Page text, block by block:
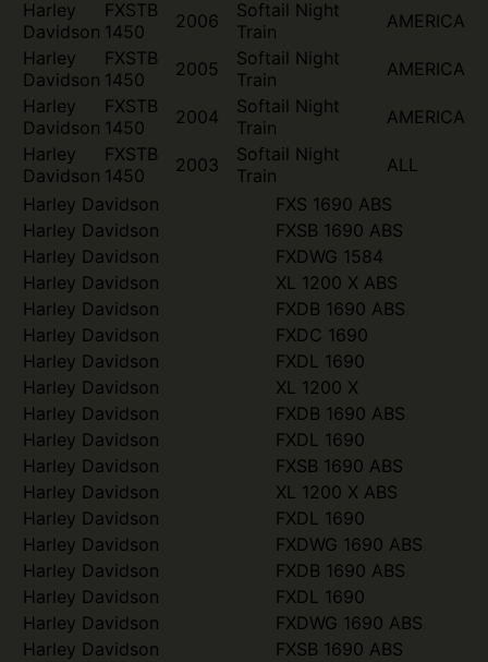
Harley
Davidson
FXSTB
1450
2006
Softail Night
Train
AMERICA
Harley
Davidson
FXSTB
1450
2005
Softail Night
Train
AMERICA
Harley
Davidson
FXSTB
1450
2004
Softail Night
Train
AMERICA
Harley
Davidson
FXSTB
1450
2003
Softail Night
Train
ALL
Harley Davidson
FXS 1690 ABS
Harley Davidson
FXSB 1690 ABS
Harley Davidson
FXDWG 1584
Harley Davidson
XL 1200 X ABS
Harley Davidson
FXDB 1690 ABS
Harley Davidson
FXDC 1690
Harley Davidson
FXDL 1690
Harley Davidson
XL 1200 X
Harley Davidson
FXDB 1690 ABS
Harley Davidson
FXDL 1690
Harley Davidson
FXSB 1690 ABS
Harley Davidson
XL 1200 X ABS
Harley Davidson
FXDL 1690
Harley Davidson
FXDWG 1690 ABS
Harley Davidson
FXDB 1690 ABS
Harley Davidson
FXDL 1690
Harley Davidson
FXDWG 1690 ABS
Harley Davidson
FXSB 1690 ABS